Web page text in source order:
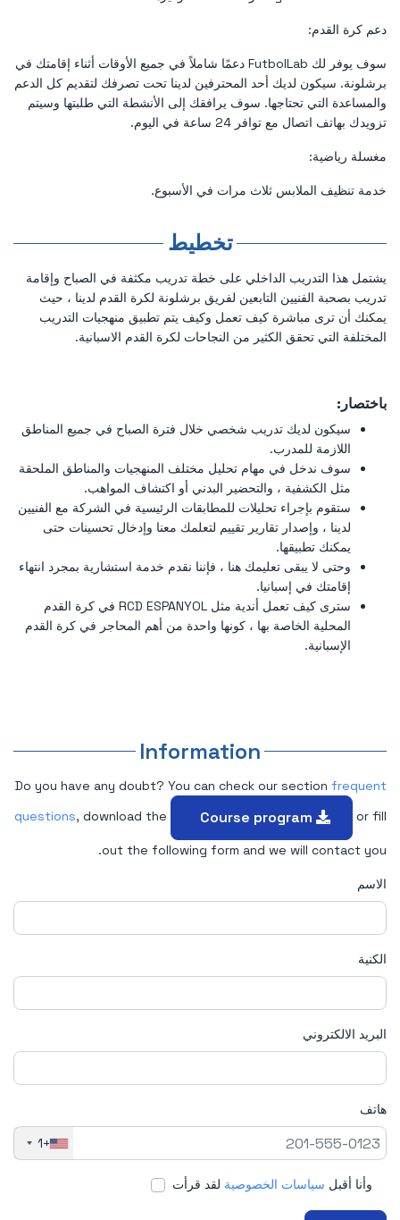
دعم كرة القدم:
سوف يوفر لك FutbolLab دعمًا شاملاً في جميع الأوقات أثناء إقامتك في
برشلونة. سيكون لديك أحد المحترفين لدينا تحت تصرفك لتقديم كل الدعم
والمساعدة التي تحتاجها. سوف يرافقك إلى الأنشطة التي طلبتها وسيتم
تزويدك بهاتف اتصال مع توافر 24 ساعة في اليوم.
مغسلة رياضية:
خدمة تنظيف الملابس ثلاث مرات في الأسبوع.
تخطيط
يشتمل هذا التدريب الداخلي على خطة تدريب مكثفة في الصباح وإقامة
تدريب بصحبة الفنيين التابعين لفريق برشلونة لكرة القدم لدينا ، حيث
يمكنك أن ترى مباشرة كيف تعمل وكيف يتم تطبيق منهجيات التدريب
المختلفة التي تحقق الكثير من النجاحات لكرة القدم الاسبانية.
باختصار:
سيكون لديك تدريب شخصي خلال فترة الصباح في جميع المناطق
اللازمة للمدرب.
سوف ندخل في مهام تحليل مختلف المنهجيات والمناطق الملحقة
مثل الكشفية ، والتحضير البدني أو اكتشاف المواهب.
ستقوم بإجراء تحليلات للمطابقات الرئيسية في الشركة مع الفنيين
لدينا ، وإصدار تقارير تقييم لتعلمك معنا وإدخال تحسينات حتى
يمكنك تطبيقها.
وحتى لا يبقى تعليمك هنا ، فإننا نقدم خدمة استشارية بمجرد انتهاء
إقامتك في إسبانيا.
سترى كيف تعمل أندية مثل RCD ESPANYOL في كرة القدم
المحلية الخاصة بها ، كونها واحدة من أهم المحاجر في كرة القدم
الإسبانية.
Information
Do you have any doubt? You can check our section frequent
questions, download the Course program or fill
out the following form and we will contact you.
الاسم
الكنية
البريد الالكتروني
هاتف
+1
وأنا أقبل سياسات الخصوصية لقد قرأت